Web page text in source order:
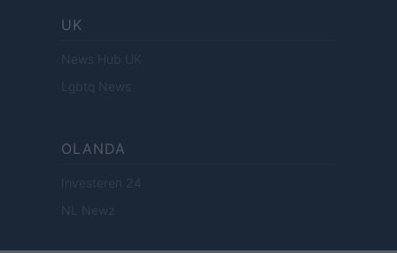
UK
News Hub UK
Lgbtq News
OLANDA
Investeren 24
NL Newz